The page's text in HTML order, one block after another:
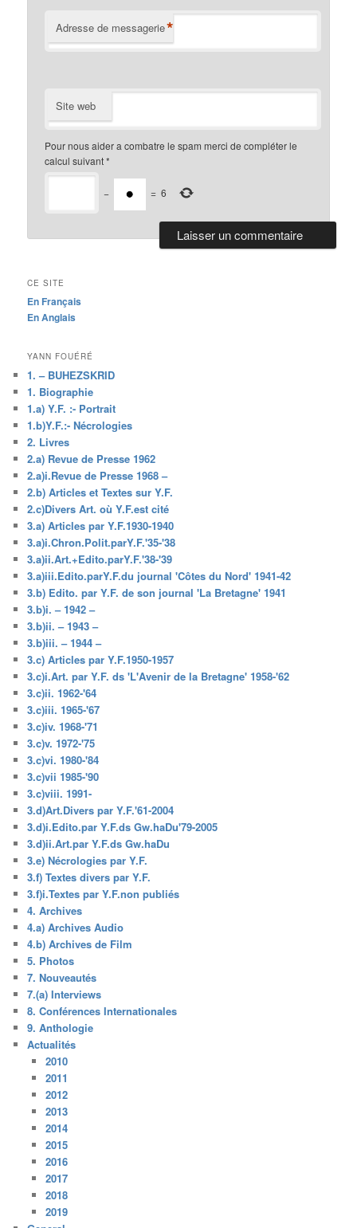
Adresse de messagerie*
Site web
Pour nous aider a combatre le spam merci de compléter le
calcul suivant*
− = 6
CE SITE
En Français
En Anglais
YANN FOUÉRÉ
1. – BUHEZSKRID
1. Biographie
1.a) Y.F. :- Portrait
1.b)Y.F.:- Nécrologies
2. Livres
2.a) Revue de Presse 1962
2.a)i.Revue de Presse 1968 –
2.b) Articles et Textes sur Y.F.
2.c)Divers Art. où Y.F.est cité
3.a) Articles par Y.F.1930-1940
3.a)i.Chron.Polit.parY.F.'35-'38
3.a)ii.Art.+Edito.parY.F.'38-'39
3.a)iii.Edito.parY.F.du journal 'Côtes du Nord' 1941-42
3.b) Edito. par Y.F. de son journal 'La Bretagne' 1941
3.b)i. – 1942 –
3.b)ii. – 1943 –
3.b)iii. – 1944 –
3.c) Articles par Y.F.1950-1957
3.c)i.Art. par Y.F. ds 'L'Avenir de la Bretagne' 1958-'62
3.c)ii. 1962-'64
3.c)iii. 1965-'67
3.c)iv. 1968-'71
3.c)v. 1972-'75
3.c)vi. 1980-'84
3.c)vii 1985-'90
3.c)viii. 1991-
3.d)Art.Divers par Y.F.'61-2004
3.d)i.Edito.par Y.F.ds Gw.haDu'79-2005
3.d)ii.Art.par Y.F.ds Gw.haDu
3.e) Nécrologies par Y.F.
3.f) Textes divers par Y.F.
3.f)i.Textes par Y.F.non publiés
4. Archives
4.a) Archives Audio
4.b) Archives de Film
5. Photos
7. Nouveautés
7.(a) Interviews
8. Conférences Internationales
9. Anthologie
Actualités
2010
2011
2012
2013
2014
2015
2016
2017
2018
2019